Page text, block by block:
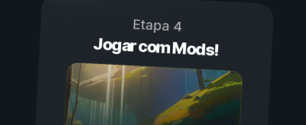
Etapa 4
Jogar com Mods!